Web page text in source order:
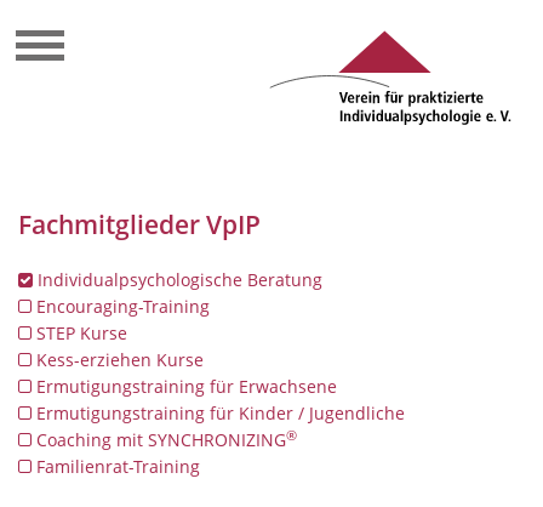
Fachmitglieder VpIP
Individualpsychologische Beratung
Encouraging-Training
STEP Kurse
Kess-erziehen Kurse
Ermutigungstraining für Erwachsene
Ermutigungstraining für Kinder / Jugendliche
Coaching mit SYNCHRONIZING®
Familienrat-Training